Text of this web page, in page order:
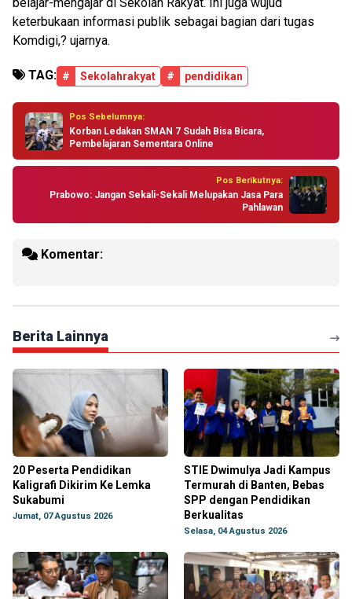
keterbukaan informasi publik sebagai bagian dari tugas
Komdigi,? ujarnya.
TAG: # Sekolahrakyat # pendidikan
Pos Sebelumnya:
Korban Ledakan SMAN 7 Sudah Bisa Bicara,
Pembelajaran Sementara Online
Pos Berikutnya:
Prabowo: Jangan Sekali-Sekali Melupakan Jasa Para
Pahlawan
Komentar:
Berita Lainnya
20 Peserta Pendidikan
Kaligrafi Dikirim Ke Lemka
Sukabumi
Jumat, 07 Agustus 2026
STIE Dwimulya Jadi Kampus
Termurah di Banten, Bebas
SPP dengan Pendidikan
Berkualitas
Selasa, 04 Agustus 2026